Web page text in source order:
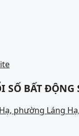
SỐ BẤT ĐỘNG
phường Láng